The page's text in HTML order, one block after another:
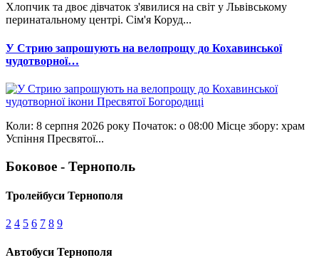
Хлопчик та двоє дівчаток з'явилися на світ у Львівському
перинатальному центрі. Сім'я Коруд...
У Стрию запрошують на велопрощу до Кохавинської
чудотворної…
Коли: 8 серпня 2026 року Початок: о 08:00 Місце збору: храм
Успіння Пресвятої...
Боковое - Тернополь
Тролейбуси Тернополя
2 4 5 6 7 8 9
Автобуси Тернополя